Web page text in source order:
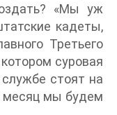
«Мы уж
кадеты,
Третьего
суровая
стоят на
месяц мы будем